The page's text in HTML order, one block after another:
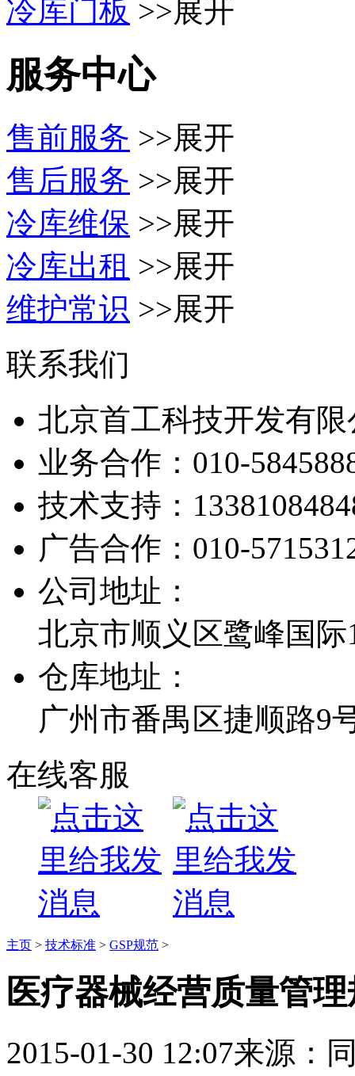
冷库门板 >>展开
服务中心
售前服务 >>展开
售后服务 >>展开
冷库维保 >>展开
冷库出租 >>展开
维护常识 >>展开
联系我们
北京首工科技开发有限
业务合作： 010-
技术支持：
广告合作： 010-
公司地址：
北京市顺义区鹭峰国际
仓库地址：
广州市番禺区捷顺路9
在线客服
主页 > 技术标准 > GSP规范 >
医疗器械经营质量管
2015-01-30 12:07来源：